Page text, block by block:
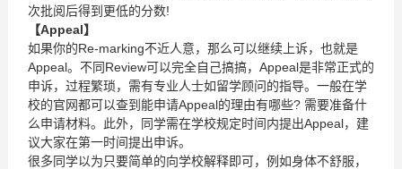
次批阅后得到更低的分数!
【Appeal】
如果你的Re-marking不近人意，那么可以继续上诉，也就是
Appeal。不同Review可以完全自己搞搞，Appeal是非常正式的
申诉，过程繁琐，需有专业人士如留学顾问的指导。一般在学
校的官网都可以查到能申请Appeal的理由有哪些? 需要准备什
么申请材料。此外，同学需在学校规定时间内提出Appeal，建
议大家在第一时间提出申诉。
很多同学以为只要简单的向学校解释即可，例如身体不舒服，